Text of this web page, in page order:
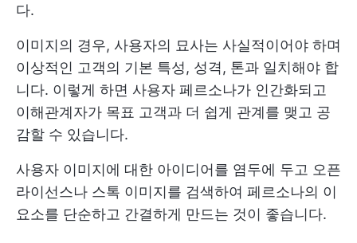
다.
이미지의 경우, 사용자의 묘사는 사실적이어야 하며
이상적인 고객의 기본 특성, 성격, 톤과 일치해야 합
니다. 이렇게 하면 사용자 페르소나가 인간화되고
이해관계자가 목표 고객과 더 쉽게 관계를 맺고 공
감할 수 있습니다.
사용자 이미지에 대한 아이디어를 염두에 두고 오픈
라이선스나 스톡 이미지를 검색하여 페르소나의 이
요소를 단순하고 간결하게 만드는 것이 좋습니다.